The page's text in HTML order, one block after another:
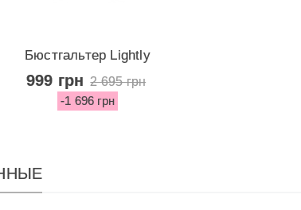
Бюстгальтер Lightly
Lined Demi...
999 грн 2 695 грн
-1 696 грн